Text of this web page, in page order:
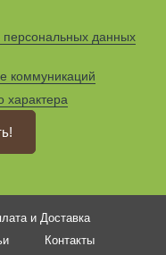
персональных данных
коммуникаций
характера
и Доставка
Контакты